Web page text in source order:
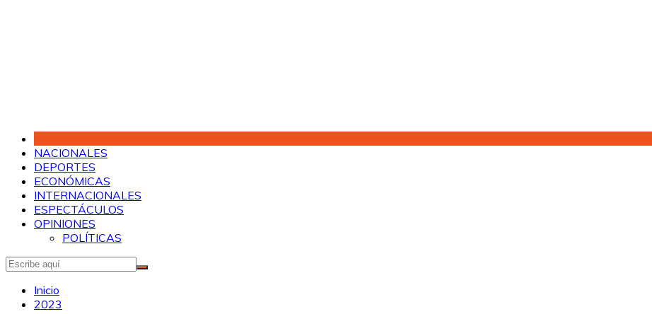
NACIONALES
DEPORTES
ECONÓMICAS
INTERNACIONALES
ESPECTÁCULOS
OPINIONES
POLÍTICAS
Inicio
2023